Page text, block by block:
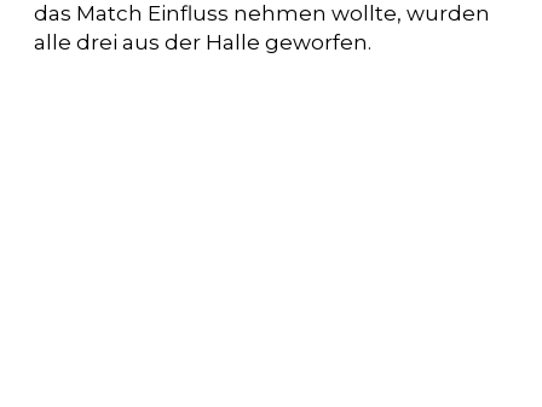
das Match Einfluss nehmen wollte, wurden
alle drei aus der Halle geworfen.